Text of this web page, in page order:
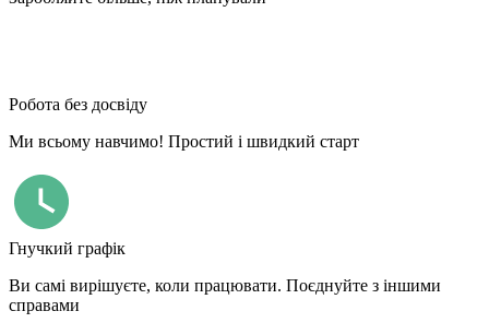
Робота без досвіду
Ми всьому навчимо! Простий і швидкий старт
Гнучкий графік
Ви самі вирішуєте, коли працювати. Поєднуйте з іншими
справами